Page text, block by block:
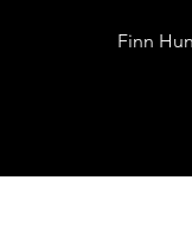
Finn